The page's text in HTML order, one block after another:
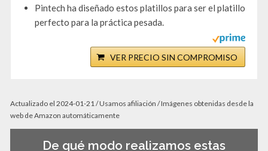
Pintech ha diseñado estos platillos para ser el platillo
perfecto para la práctica pesada.
VER PRECIO SIN COMPROMISO
Actualizado el 2024-01-21 / Usamos afiliación / Imágenes obtenidas desde la
web de Amazon automáticamente
De qué modo realizamos estas